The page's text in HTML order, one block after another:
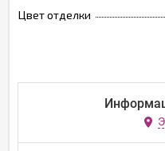
Цвет отделки